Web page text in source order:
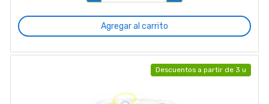
Agregar al carrito
Descuentos a partir de 3 u